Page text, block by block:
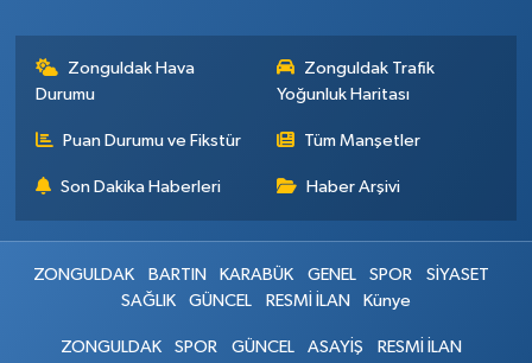
Zonguldak Hava
Durumu
Zonguldak Trafik
Yoğunluk Haritası
Puan Durumu ve Fikstür Tüm Manşetler
Son Dakika Haberleri Haber Arşivi
ZONGULDAK BARTIN KARABÜK GENEL SPOR
SİYASET
SAĞLIK
GÜNCEL RESMİ İLAN Künye
ZONGULDAK SPOR GÜNCEL ASAYİŞ RESMİ İLAN